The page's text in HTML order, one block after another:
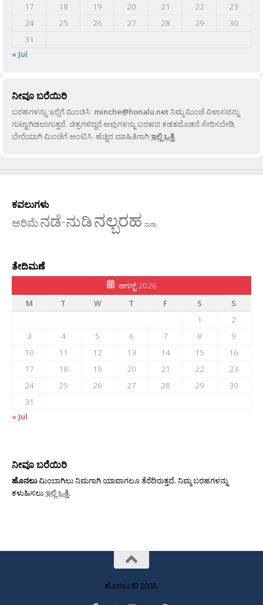
17
18 19 20 21 22
23
24
25 26 27 28 29
30
31
« Jul
ನೀವೂ ಬರೆಯಿರಿ
ಬರಹಗಳನ್ನು ಇಲ್ಲಿಗೆ ಮಿಂಚಿಸಿ: minche@honalu.netನಿಮ್ಮ ಮಿಂಚೆ ವಿಳಾಸವನ್ನು
ಗುಟ್ಟಾಗಿಡಲಾಗುತ್ತದೆ. ಚಿತ್ರಗಳಿದ್ದರೆ ಅವುಗಳನ್ನು ಬರಹದ ಕಡತದೊಡನೆ ಸೇರಿಸಬೇಡಿ,
ಬೇರೆಯಾಗಿ ಮಿಂಚೆಗೆ ಅಂಟಿಸಿ. ಹೆಚ್ಚಿನ ಮಾಹಿತಿಗಾಗಿಇಲ್ಲಿ ಒತ್ತಿ.
ಕವಲುಗಳು
ಅರಿಮೆನಡೆ-ನುಡಿನಲ್ಬರಹ ನಾಡು
ತೇದಿಮಣೆ
ಆಗಸ್ಟ್ 2026
M
T W T F S
S
1
2
3
4 5 6 7 8
9
10
11 12 13 14 15
16
17
18 19 20 21 22
23
24
25 26 27 28 29
30
31
« Jul
ನೀವೂ ಬರೆಯಿರಿ
ಹೊನಲುಮಿಂಬಾಗಿಲು ನಿಮಗಾಗಿ ಯಾವಾಗಲೂ ತೆರೆದಿರುತ್ತದೆ. ನಿಮ್ಮ ಬರಹಗಳನ್ನು
ಕಳುಹಿಸಲುಇಲ್ಲಿ ಒತ್ತಿ.
ಹೊನಲು © 2026.